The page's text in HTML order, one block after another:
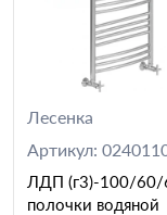
Лесенка
Артикул:
ЛДП (г3)-100/60/
полочки водяной